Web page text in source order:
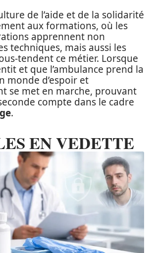
de l’aide et de la solidarité
aux formations, où les
apprennent non
techniques, mais aussi les
tendent ce métier. Lorsque
et que l’ambulance prend la
monde d’espoir et
se met en marche, prouvant
compte dans le cadre
.
EN VEDETTE